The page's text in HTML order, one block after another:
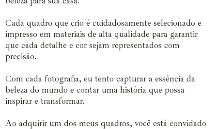
Cada quadro que crio é cuidadosamente selecionado e
impresso em materiais de alta qualidade para garantir
que cada detalhe e cor sejam representados com
precisão.
Com cada fotografia, eu tento capturar a essência da
beleza do mundo e contar uma história que possa
inspirar e transformar.
Ao adquirir um dos meus quadros, você está convidado